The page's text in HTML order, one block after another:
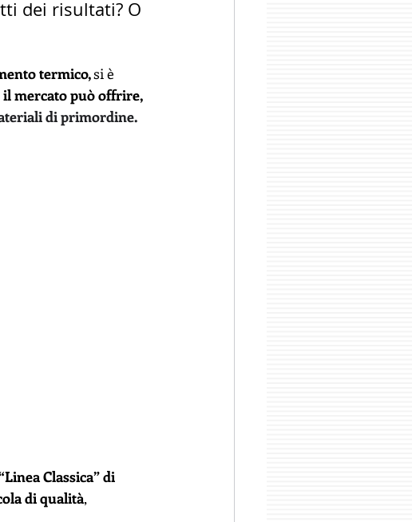
dei risultati? O
termico, si è
mercato può offrire,
di primordine.
Classica” di
di qualità,